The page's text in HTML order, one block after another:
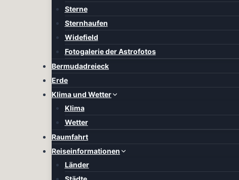
Sterne
Sternhaufen
Widefield
Fotogalerie der Astrofotos
Bermudadreieck
Erde
Klima und Wetter
Klima
Wetter
Raumfahrt
Reiseinformationen
Länder